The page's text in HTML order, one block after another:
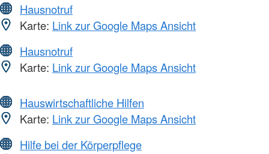
Hausnotruf
Karte: Link zur Google Maps Ansicht
Hausnotruf
Karte: Link zur Google Maps Ansicht
Hauswirtschaftliche Hilfen
Karte: Link zur Google Maps Ansicht
Hilfe bei der Körperpflege